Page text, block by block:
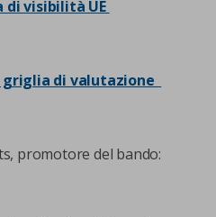
di visibilità UE
griglia di valutazione
promotore del bando: